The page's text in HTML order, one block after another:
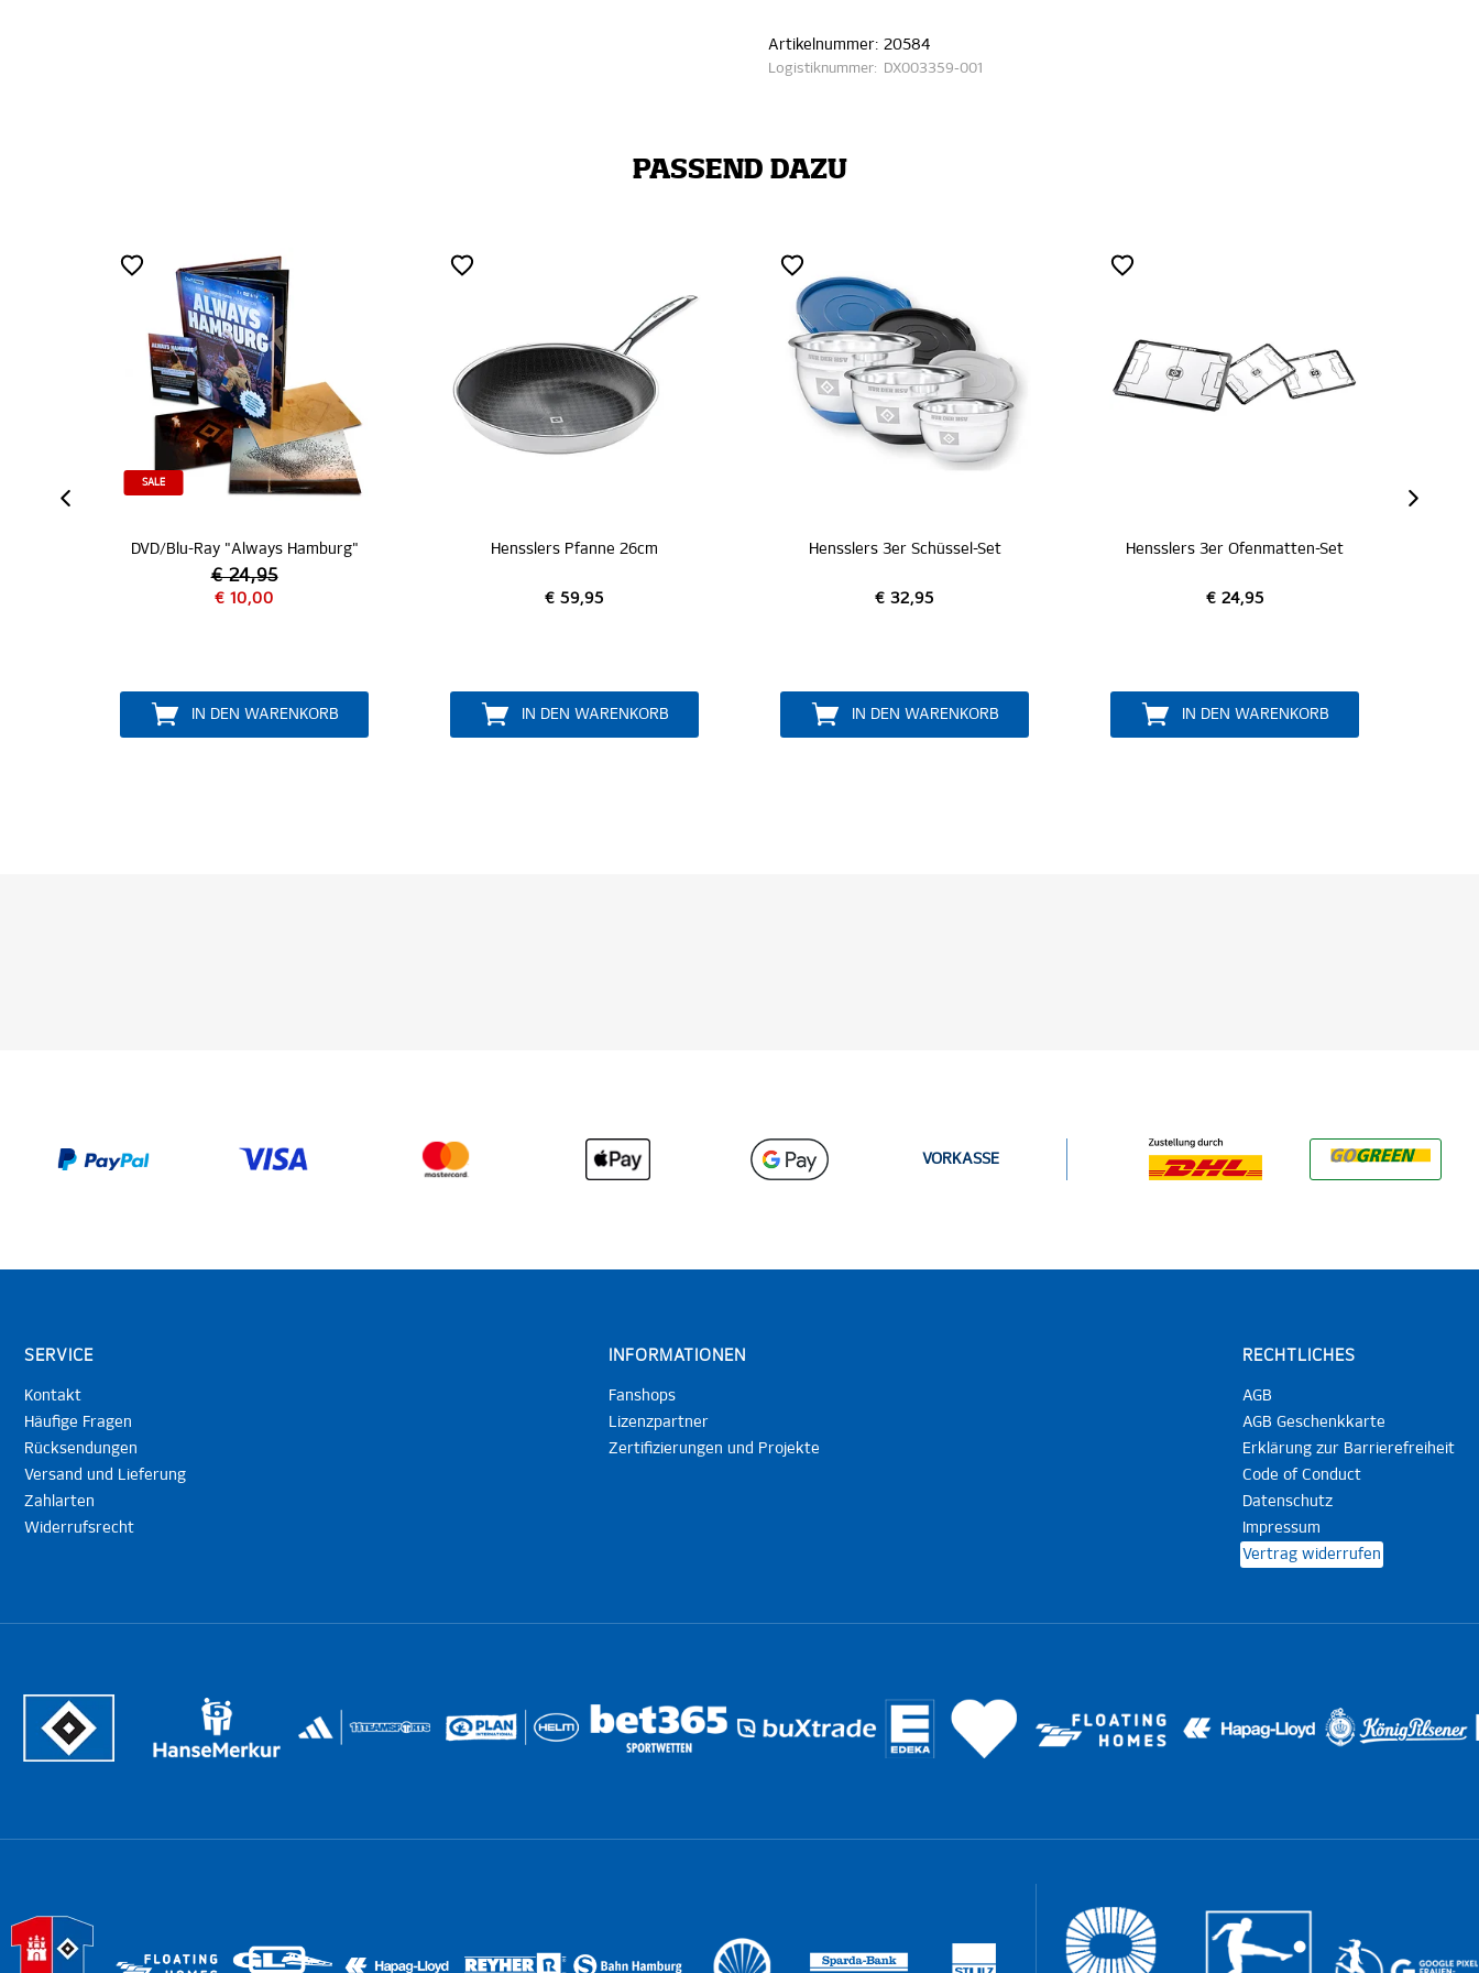
Artikelnummer: 20584
Logistiknummer: DX003359-001
PASSEND DAZU
Hensslers Pfanne 26cm
IN DEN WARENKORB
Hensslers 3er Schüssel-Set
IN DEN WARENKORB
Hensslers 3er Ofenmatten-Set
IN DEN WARENKORB
Hensslers Bratöl "Knoblauch"
IN DEN WARENKORB
VORKASSE
SERVICE
Kontakt
Häufige Fragen
Rücksendungen
Versand und Lieferung
Zahlarten
Widerrufsrecht
INFORMATIONEN
Fanshops
Lizenzpartner
Zertifizierungen und Projekte
RECHTLICHES
AGB
AGB Geschenkkarte
Erklärung zur Barrierefreiheit
Code of Conduct
Datenschutz
Impressum
Vertrag widerrufen